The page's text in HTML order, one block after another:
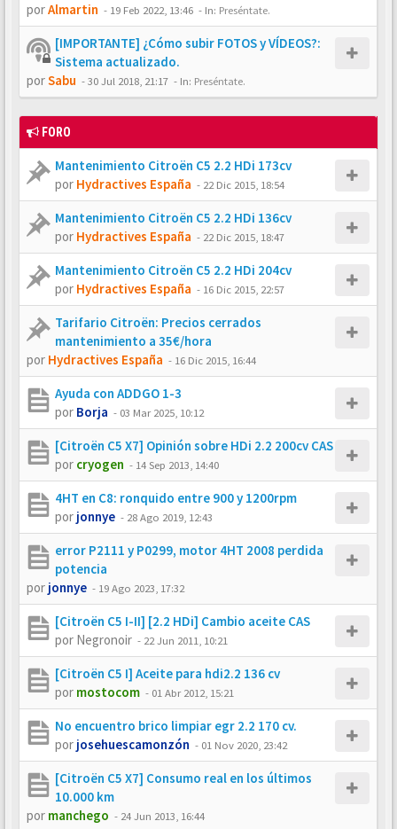
porAlmartin - 19 Feb 2022, 13:46 - In: Preséntate.
[IMPORTANTE] ¿Cómo subir FOTOS y VÍDEOS?:
Sistema actualizado.
porSabu -30 Jul 2018, 21:17 - In: Preséntate.
FORO
Mantenimiento Citroën C5 2.2 HDi 173cv
por Hydractives España - 22 Dic 2015, 18:54
Mantenimiento Citroën C5 2.2 HDi 136cv
por Hydractives España - 22 Dic 2015, 18:47
Mantenimiento Citroën C5 2.2 HDi 204cv
por Hydractives España - 16 Dic 2015, 22:57
Tarifario Citroën: Precios cerrados
mantenimiento a 35€/hora
por Hydractives España - 16 Dic 2015, 16:44
Ayuda con ADDGO 1-3
por Borja - 03 Mar 2025, 10:12
[Citroën C5 X7] Opinión sobre HDi 2.2 200cv CAS
por cryogen - 14 Sep 2013, 14:40
4HT en C8: ronquido entre 900 y 1200rpm
por jonnye - 28 Ago 2019, 12:43
error P2111 y P0299, motor 4HT 2008 perdida
potencia
por jonnye - 19 Ago 2023, 17:32
[Citroën C5 I-II] [2.2 HDi] Cambio aceite CAS
por Negronoir - 22 Jun 2011, 10:21
[Citroën C5 I] Aceite para hdi2.2 136 cv
por mostocom - 01 Abr 2012, 15:21
No encuentro brico limpiar egr 2.2 170 cv.
por josehuescamonzón - 01 Nov 2020, 23:42
[Citroën C5 X7] Consumo real en los últimos
10.000 km
por manchego - 24 Jun 2013, 16:44